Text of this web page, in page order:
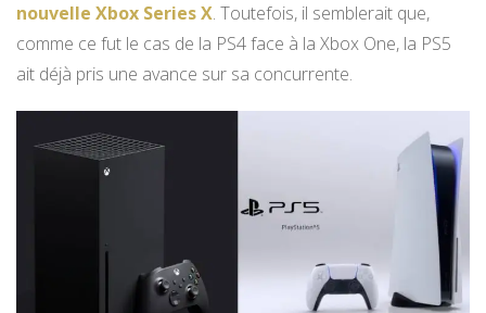
nouvelle Xbox Series X. Toutefois, il semblerait que,
comme ce fut le cas de la PS4 face à la Xbox One, la PS5
ait déjà pris une avance sur sa concurrente.